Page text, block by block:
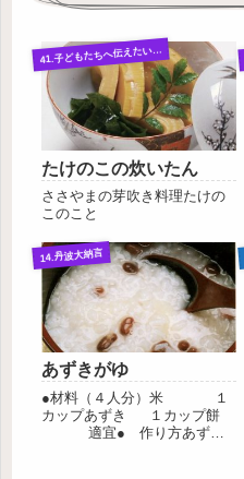
41.子どもたちへ伝えたいささやまの郷土料理
たけのこの炊いたん
ささやまの芽吹き料理たけの
このこと
14.丹波大納言
あずきがゆ
●材料（４人分）米 １
カップあずき １カップ餅
適宜● 作り方あずき